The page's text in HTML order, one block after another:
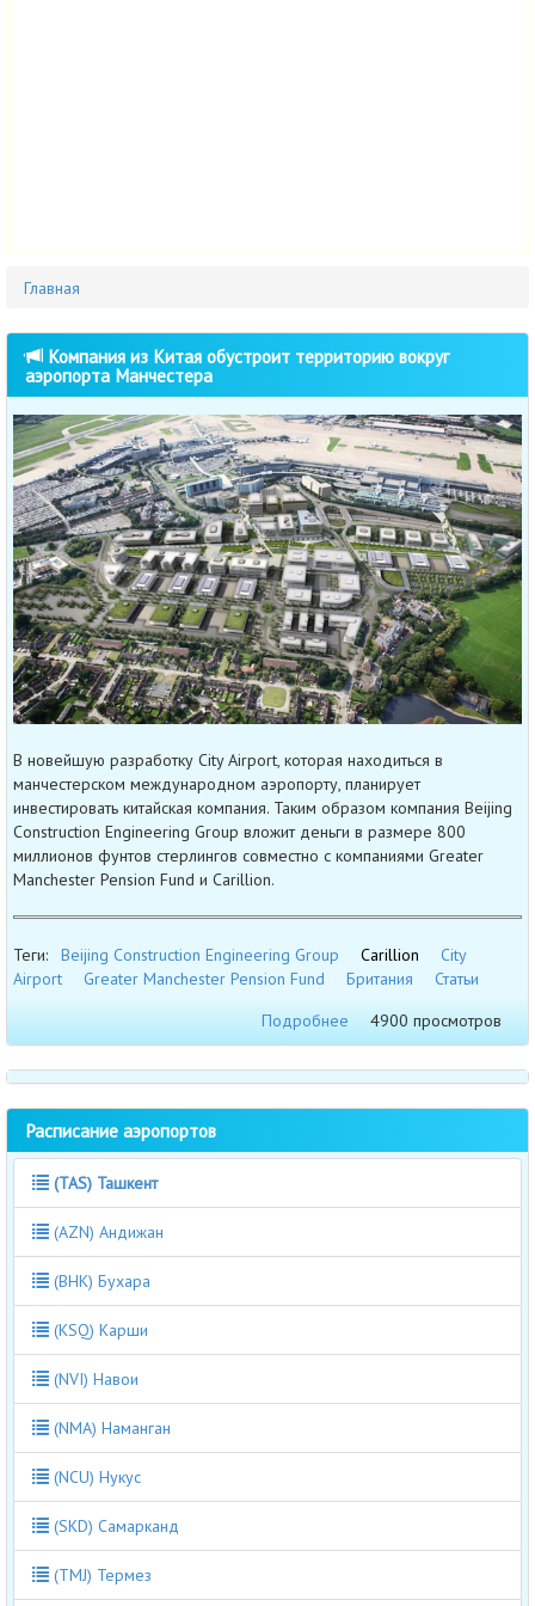
Главная
Компания из Китая обустроит территорию вокруг
аэропорта Манчестера
В новейшую разработку City Airport, которая находиться в
манчестерском международном аэропорту, планирует
инвестировать китайская компания. Таким образом компания Beijing
Construction Engineering Group вложит деньги в размере 800
миллионов фунтов стерлингов совместно с компаниями Greater
Manchester Pension Fund и Carillion.
Теги: Beijing Construction Engineering Group Carillion
City
Airport
Greater Manchester Pension Fund Британия
Статьи
Подробнее
4900 просмотров
Расписание аэропортов
(TAS) Ташкент
(AZN) Андижан
(BHK) Бухара
(KSQ) Карши
(NVI) Навои
(NMA) Наманган
(NCU) Нукус
(SKD) Самарканд
(TMJ) Термез